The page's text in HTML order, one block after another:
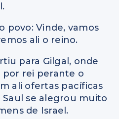
povo: Vinde, vamos
ali o reino.
para Gilgal, onde
por rei perante o
ali ofertas pacíficas
se alegrou muito
de Israel.